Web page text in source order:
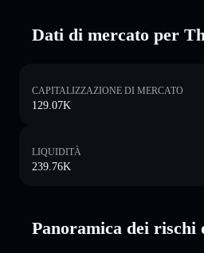
Dati di mercato per
CAPITALIZZAZIONE DI MERCATO
129.07K
LIQUIDITÀ
239.76K
Panoramica dei rischi